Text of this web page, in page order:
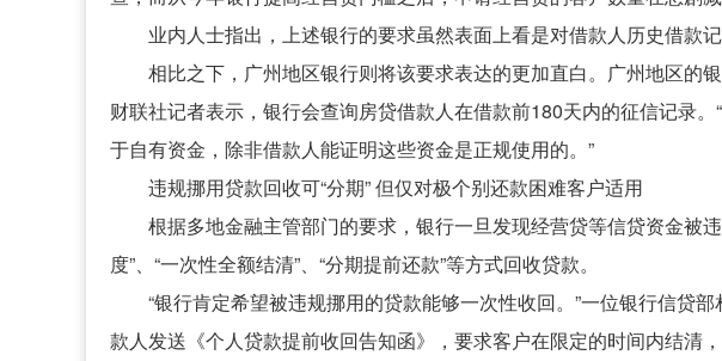
业内人士指出，上述银行的要求虽然表面上看是对借款人历史借款
相比之下，广州地区银行则将该要求表达的更加直白。广州地区的
财联社记者表示，银行会查询房贷借款人在借款前180天内的征信记录
于自有资金，除非借款人能证明这些资金是正规使用的。”
违规挪用贷款回收可“分期” 但仅对极个别还款困难客户适用
根据多地金融主管部门的要求，银行一旦发现经营贷等信贷资金被
度”、“一次性全额结清”、“分期提前还款”等方式回收贷款。
“银行肯定希望被违规挪用的贷款能够一次性收回。”一位银行信贷
款人发送《个人贷款提前收回告知函》，要求客户在限定的时间内结清